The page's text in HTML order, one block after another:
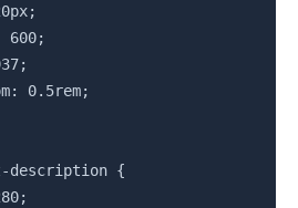
600;
0.5rem;
description {